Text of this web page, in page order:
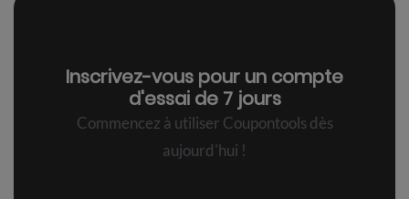
Inscrivez-vous pour un compte
d'essai de 7 jours
Commencez à utiliser Coupontools dès
aujourd'hui !